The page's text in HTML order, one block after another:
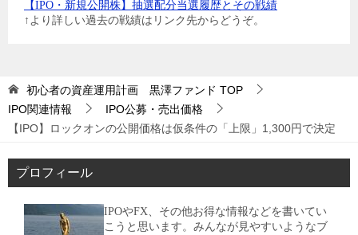
【IPO・新規公開株】抽選配分当選履歴とその戦績
↑より詳しい過去の戦績はリンク先からどうぞ。
初心者の資産運用計画 黒澤ファンド TOP
IPO関連情報
IPO公募・売出価格
【IPO】ロックオンの公開価格は仮条件の「上限」1,300円で決定
プロフィール
IPOやFX、その他お得な情報などを書いてい
こうと思います。みんなが見やすいようなブ